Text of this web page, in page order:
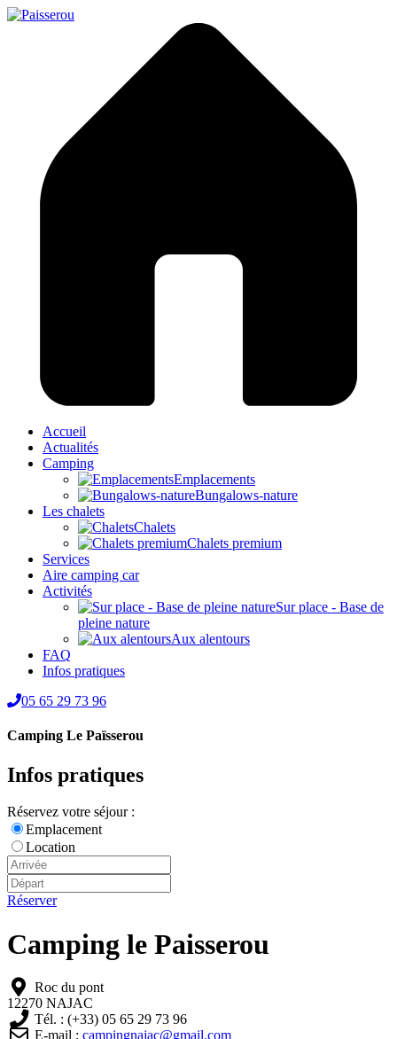
Accueil
Actualités
Camping
Emplacements
Bungalows-nature
Les chalets
Chalets
Chalets premium
Services
Aire camping car
Activités
Sur place - Base de
pleine nature
Aux alentours
FAQ
Infos pratiques
05 65 29 73 96
Camping Le Païsserou
Infos pratiques
Réservez votre séjour :
Emplacement
Location
Réserver
Camping le Paisserou
Roc du pont
12270 NAJAC
Tél. : (+33) 05 65 29 73 96
E-mail : campingnajac@gmail.com